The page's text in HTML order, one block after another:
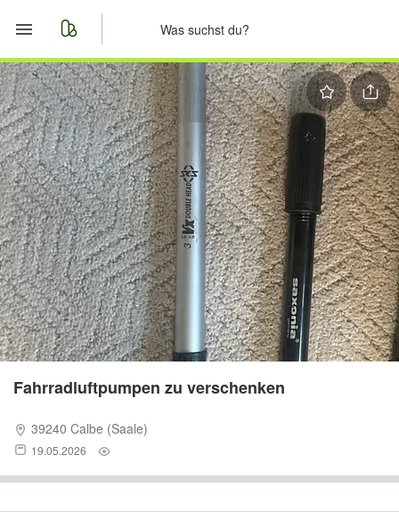
Start
Merkliste
Nachrichten
Anzeige aufgeben
Fahrradluftpumpen zu verschenken
39240 Calbe (Saale)
19.05.2026